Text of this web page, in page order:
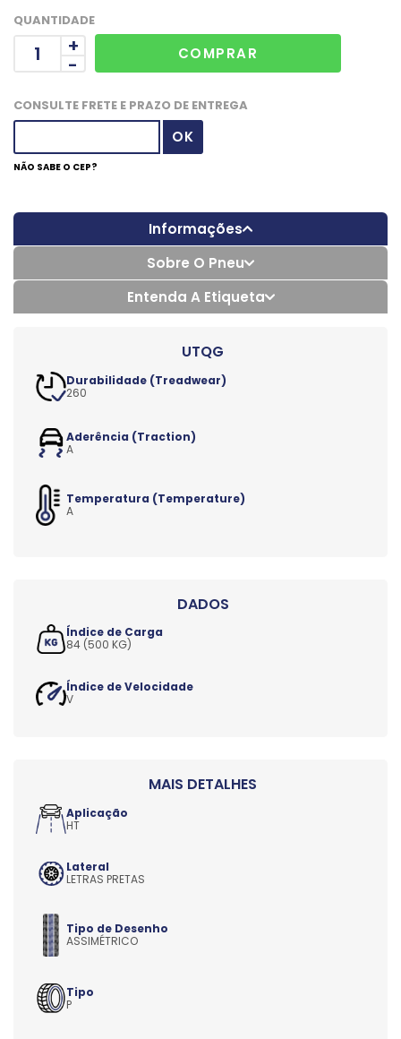
QUANTIDADE
+
-
CONSULTE FRETE E PRAZO DE ENTREGA
NÃO SABE O CEP?
Informações
Sobre O Pneu
Entenda A Etiqueta
Durabilidade (Treadwear)
260
Aderência (Traction)
A
Temperatura (Temperature)
A
Índice de Carga
84 (500 KG)
Índice de Velocidade
V
Aplicação
HT
Lateral
LETRAS PRETAS
Tipo de Desenho
ASSIMÉTRICO
Tipo
P